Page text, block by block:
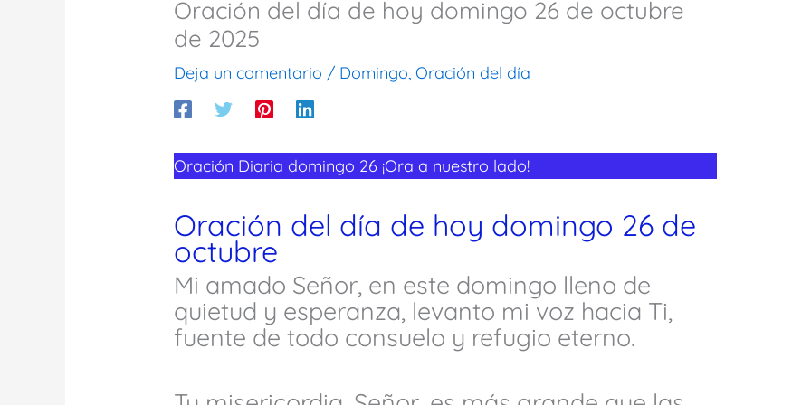
Oración del día de hoy domingo 26 de octubre
de 2025
Deja un comentario / Domingo,Oración del día
Oración Diaria domingo 26 ¡Ora a nuestro lado!
Oración del día de hoy domingo 26 de
octubre
Mi amado Señor, en este domingo lleno de
quietud y esperanza, levanto mi voz hacia Ti,
fuente de todo consuelo y refugio eterno.